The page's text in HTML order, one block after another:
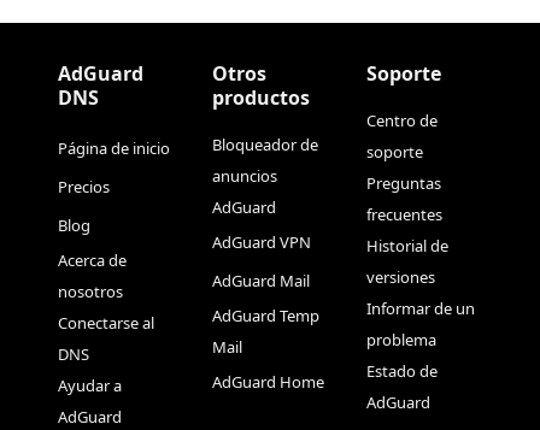
AdGuard
DNS
Página de inicio
Precios
Blog
Acerca de
nosotros
Conectarse al
DNS
Ayudar a
AdGuard
Otros
productos
Bloqueador de
anuncios
AdGuard
AdGuard VPN
AdGuard Mail
AdGuard Temp
Mail
AdGuard Home
Soporte
Centro de
soporte
Preguntas
frecuentes
Historial de
versiones
Informar de un
problema
Estado de
AdGuard